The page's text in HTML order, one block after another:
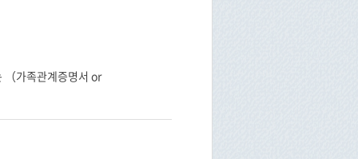
（가족관계증명서 or